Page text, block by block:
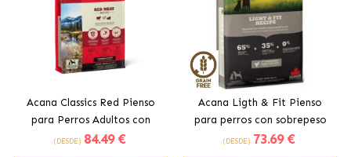
Acana Classics Red Pienso
para Perros Adultos con
Vacuno
(DESDE) 84.49 €
Acana Ligth & Fit Pienso
para perros con sobrepeso
con pollo fresco
(DESDE) 73.69 €